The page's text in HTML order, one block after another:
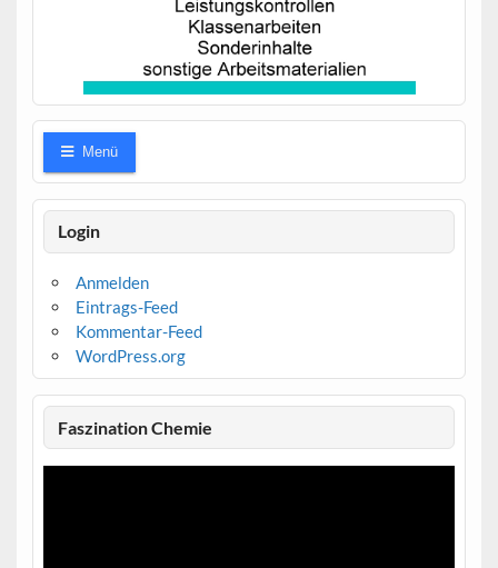
Menü
Login
Anmelden
Eintrags-Feed
Kommentar-Feed
WordPress.org
Faszination Chemie